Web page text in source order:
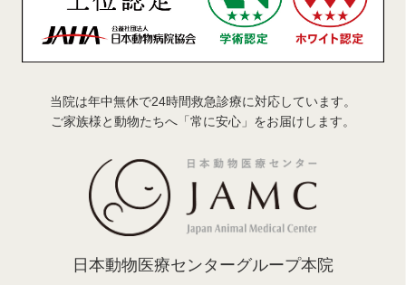
当院は年中無休で24時間救急診療に対応しています。
ご家族様と動物たちへ「常に安心」をお届けします。
日本動物医療センターグループ本院